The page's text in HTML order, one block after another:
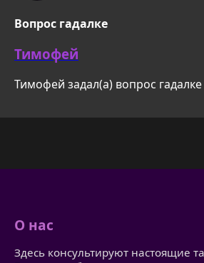
Вопрос гадалке
Тимофей
Тимофей задал(а) вопрос гадалке
О нас
Здесь консультируют настоящие